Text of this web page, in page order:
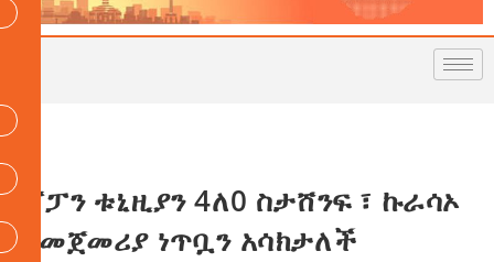
ጃፓን ቱኒዚያን 4ለ0 ስታሸንፍ ፣ ኩራሳኦ
የመጀመሪያ ነጥቧን አሳክታለች